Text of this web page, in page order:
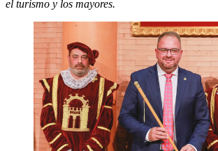
el turismo y los mayores.